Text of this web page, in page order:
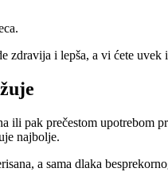
zdravija i lepša, a vi ćete
ili pak prečestom upotrebom
najbolje.
a sama dlaka